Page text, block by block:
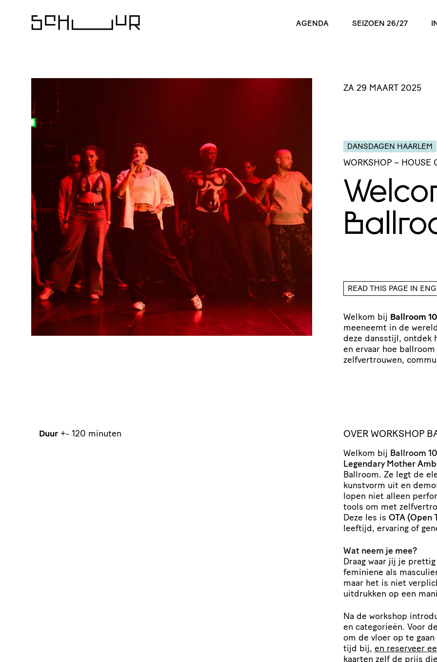
AGENDA SEIZOEN 26/27
ZA 29 MAART 2025
DANSDAGEN HAARLEM
WORKSHOP – HOUSE
READ THIS PAGE IN
Welkom bij Ballroom
meeneemt in de
deze dansstijl, ontdek
en ervaar hoe
zelfvertrouwen,
OVER WORKSHOP
Welkom bij Ballroom
Legendary Mother
Ballroom. Ze legt de
kunstvorm uit en
lopen niet alleen
tools om met
Deze les is OTA (Open
leeftijd, ervaring of
Wat neem je mee?
Draag waar jij je
feminiene als
maar het is niet
uitdrukken op een
Na de workshop
en categorieën. Voor
om de vloer op te
tijd bij, en reserveer
kaarten zelf de prijs
Duur +- 120 minuten